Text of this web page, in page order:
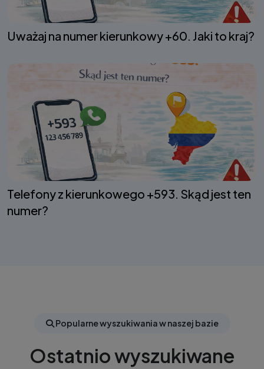
Uważaj na numer kierunkowy +60. Jaki to kraj?
Telefony z kierunkowego +593. Skąd jest ten
numer?
Popularne wyszukiwania w naszej bazie
Ostatnio wyszukiwane